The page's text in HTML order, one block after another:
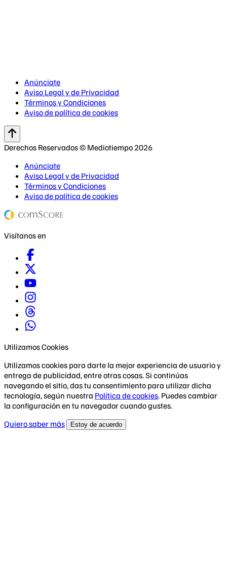
Anúnciate
Aviso Legal y de Privacidad
Términos y Condiciones
Aviso de política de cookies
Derechos Reservados © Mediotiempo 2026
Anúnciate
Aviso Legal y de Privacidad
Términos y Condiciones
Aviso de política de cookies
Visítanos en
Utilizamos Cookies
Utilizamos cookies para darte la mejor experiencia de usuario y
entrega de publicidad, entre otras cosas. Si continúas
navegando el sitio, das tu consentimiento para utilizar dicha
tecnología, según nuestra Política de cookies. Puedes cambiar
la configuración en tu navegador cuando gustes.
Quiero saber más
Estoy de acuerdo